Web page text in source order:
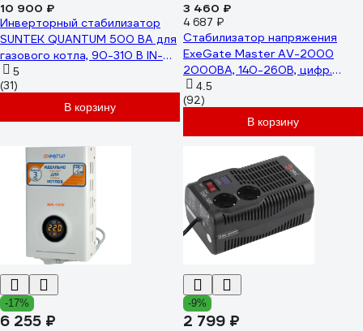
10 900 ₽
Инверторный стабилизатор
SUNTEK QUANTUM 500 ВА для
газового котла, 90-310 В IN-
500
5
(31)
В корзину
3 460 ₽
4 687 ₽
Стабилизатор напряжения
ExeGate Master AV-2000
2000ВА, 140-260В, цифр.
индикация входного/выходного
напряжения, 220В-8, КПД 98%,
5 уровней защиты, задержка,
металлический корпус 291739
4.5
(92)
В корзину
-17%
6 255 ₽
-9%
2 799 ₽